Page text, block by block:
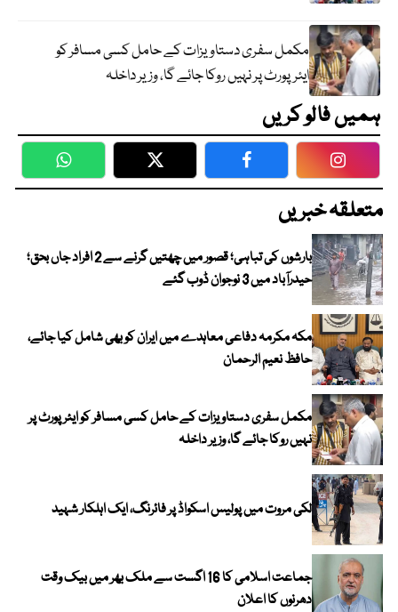
مکمل سفری دستاویزات کے حامل کسی مسافر کو
ایئرپورٹ پر نہیں روکا جائے گا، وزیر داخلہ
ہمیں فالو کریں
WhatsApp Twitter Facebook
متعلقہ خبریں
بارشوں کی تباہی؛ قصور میں چھتیں گرنے سے 2 افراد جاں بحق؛
حیدرآباد میں 3 نوجوان ڈوب گئے
مکہ مکرمہ دفاعی معاہدے میں ایران کو بھی شامل کیا جائے،
حافظ نعیم الرحمان
مکمل سفری دستاویزات کے حامل کسی مسافر کو ایئرپورٹ پر
نہیں روکا جائے گا، وزیر داخلہ
لکی مروت میں پولیس اسکواڈ پر فائرنگ، ایک اہلکار شہید
جماعت اسلامی کا 16 اگست سے ملک بھر میں بیک وقت
دھرنوں کا اعلان